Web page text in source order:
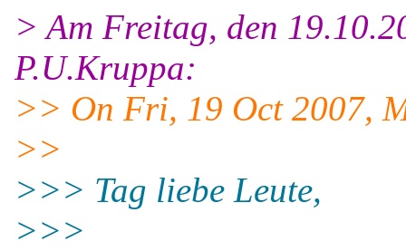
> Am Freitag, den
P.U.Kruppa:
>> On Fri, 19 Oct 2007,
>>
>>> Tag liebe Leute,
>>>